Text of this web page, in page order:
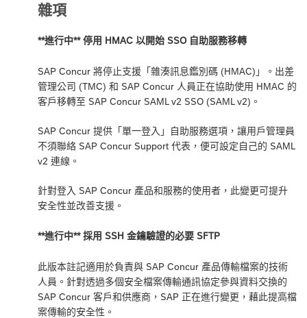
雜項
**進行中** 停用 HMAC 以開始 SSO 自助服務移轉
SAP Concur 將停止支援「雜湊訊息鑑別碼 (HMAC)」。出差
管理公司 (TMC) 和 SAP Concur 人員正在協助使用 HMAC 的
客戶移轉至 SAP Concur SAML v2 SSO (SAML v2)。
SAP Concur 提供「單一登入」自助服務選項，讓用戶管理員
不須聯絡 SAP Concur Support 代表，便可設定自己的 SAML
v2 連線。
針對登入 SAP Concur 產品和服務的使用者，此變更可提升
安全性並改善支援。
**進行中** 採用 SSH 金鑰驗證的必要 SFTP
此版本註記適用於負責與 SAP Concur 產品傳輸檔案的技術
人員。針對透過多個安全檔案傳輸通訊協定參與資料交換的
SAP Concur 客戶和供應商，SAP 正在進行變更，藉此提高檔
案傳輸的安全性。